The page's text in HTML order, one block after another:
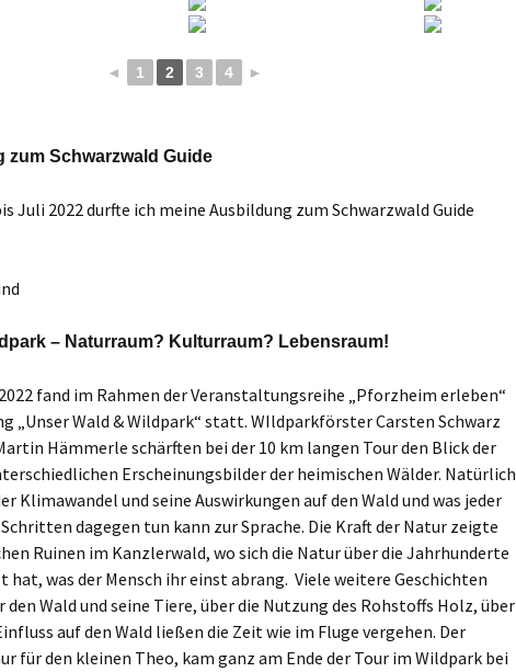
◄ 1 2 3 4 ►
zum Schwarzwald Guide
Juli 2022 durfte ich meine Ausbildung zum Schwarzwald Guide
– Naturraum? Kulturraum? Lebensraum!
fand im Rahmen der Veranstaltungsreihe „Pforzheim erleben“
„Unser Wald & Wildpark“ statt. WIldparkförster Carsten Schwarz
Hämmerle schärften bei der 10 km langen Tour den Blick der
Erscheinungsbilder der heimischen Wälder. Natürlich
Klimawandel und seine Auswirkungen auf den Wald und was jeder
dagegen tun kann zur Sprache. Die Kraft der Natur zeigte
Ruinen im Kanzlerwald, wo sich die Natur über die Jahrhunderte
hat, was der Mensch ihr einst abrang. Viele weitere Geschichten
den Wald und seine Tiere, über die Nutzung des Rohstoffs Holz, über
auf den Wald ließen die Zeit wie im Fluge vergehen. Der
für den kleinen Theo, kam ganz am Ende der Tour im Wildpark bei